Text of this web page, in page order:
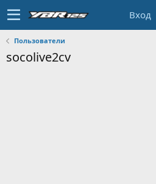
Вход
Пользователи
socolive2cv